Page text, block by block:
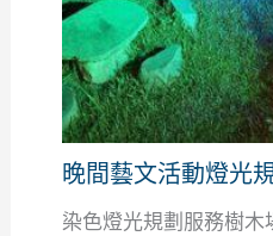
晚間藝文活動燈光
染色燈光規劃服務樹木